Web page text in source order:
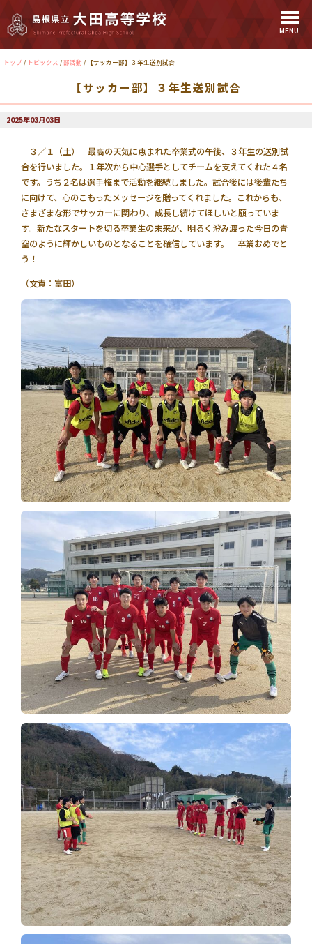
MENU
現
トップ / トピックス /部活動 / 【サッカー部】３年生送別試合
【サッカー部】３年生送別試合
2025年03月03日
３／１（土） 最高の天気に恵まれた卒業式の午後、３年生の送別試
合を行いました。１年次から中心選手としてチームを支えてくれた４名
です。うち２名は選手権まで活動を継続しました。試合後には後輩たち
に向けて、心のこもったメッセージを贈ってくれました。これからも、
さまざまな形でサッカーに関わり、成長し続けてほしいと願っていま
す。新たなスタートを切る卒業生の未来が、明るく澄み渡った今日の青
空のように輝かしいものとなることを確信しています。 卒業おめでと
う！
（文責：富田）